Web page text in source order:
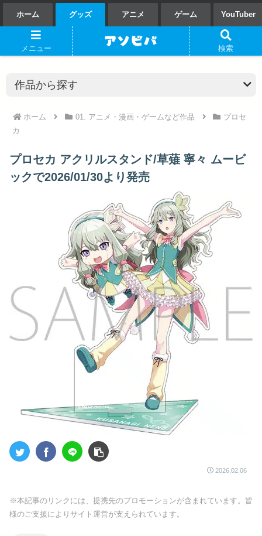
ホーム グッズ アニメ ゲーム YouTuber
ホーム 01. アニメ・漫画・ゲームなど作品
プロセ
カ
プロセカ アクリルスタンド/草薙 寧々 ムービ
ックで2026/01/30より発売
2026.02.06
※本記事のリンクには、提携先のプロモーションが含まれています。皆
様のご支援によりサイト運営が支えられています。
メニュー 検索